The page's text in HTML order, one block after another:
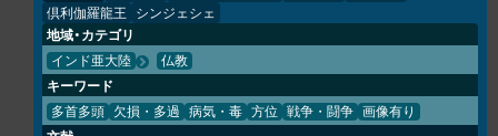
倶利伽羅龍王 シンジェシェ
地域・カテゴリ
インド亜大陸 仏教
キーワード
多首多頭 欠損・多過 病気・毒 方位 戦争・闘争 画像有り